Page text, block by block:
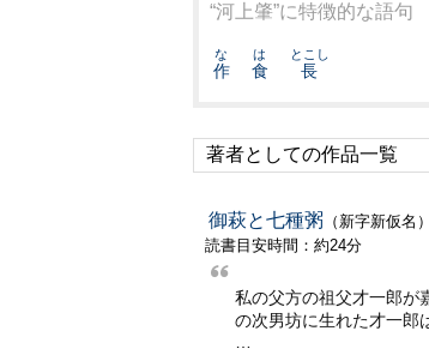
“河上肇”に特徴的な語句
作
な
食
は
長
とこし
著者としての作品一覧
御萩と七種粥 （新字新仮名）
読書目安時間：約24分
私の父方の祖父才一郎
の次男坊に生れた才一郎